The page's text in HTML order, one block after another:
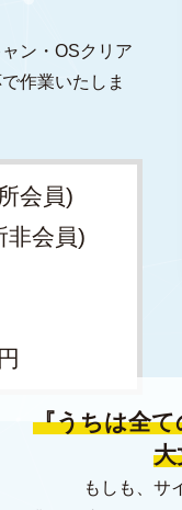
ン・OSクリア
作業いたしま
会員)
非会員)
『うちは全
大
もしも、サ